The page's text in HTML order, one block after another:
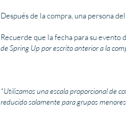
Después de la compra, una persona
Recuerde que la fecha para su evento
de Spring Up por escrito anterior a la
*Utilizamos una escala proporcional de
reducido solamente para grupos